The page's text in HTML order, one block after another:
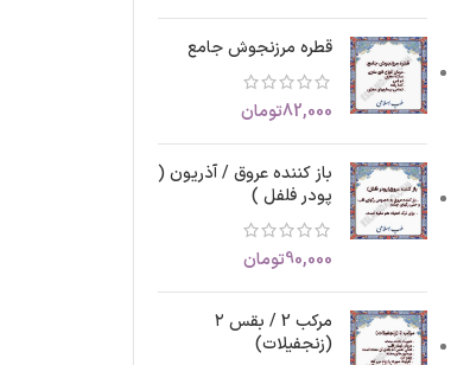
قطره مرزنجوش جامع
82,000تومان
باز کننده عروق / آذریون (
پودر فلفل )
90,000تومان
مرکب 2 / بقس ۲
(زنجفیلات)